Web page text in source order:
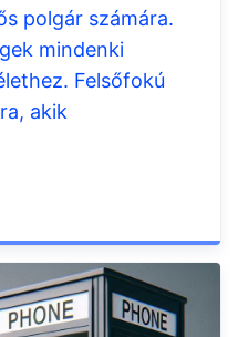
polgár számára.
mindenki
Felsőfokú
akik